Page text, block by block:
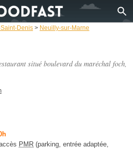
Denis > Neuilly-sur-Marne
situé boulevard du maréchal foch,
PMR (parking, entrée adaptée,